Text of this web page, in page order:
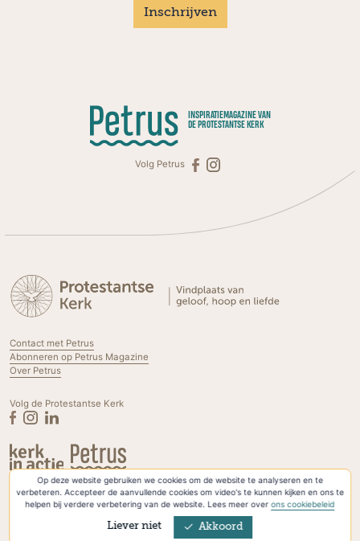
Op deze website gebruiken we cookies om de website te analyseren en te
verbeteren. Accepteer de aanvullende cookies om video's te kunnen kijken en ons te
helpen bij verdere verbetering van de website. Lees meer overons cookiebeleid
Liever niet Akkoord
Inschrijven
INSPIRATIEMAGAZINE VAN
DE PROTESTANTSE KERK
Volg Petrus
Contact met Petrus
Abonneren op Petrus Magazine
Over Petrus
Volg de Protestantse Kerk
Privacyverklaring & Cookies